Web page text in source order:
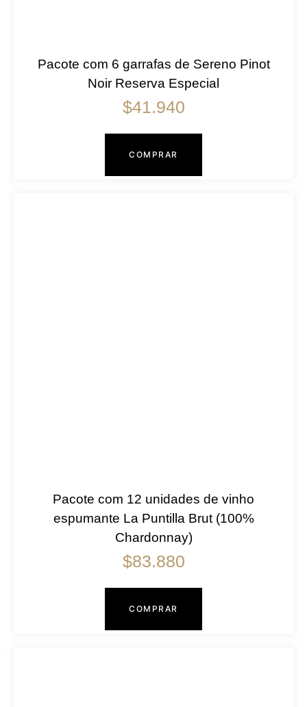
Pacote com 6 garrafas de Sereno Pinot
Noir Reserva Especial
$41.940
COMPRAR
Pacote com 12 unidades de vinho
espumante La Puntilla Brut (100%
Chardonnay)
$83.880
COMPRAR